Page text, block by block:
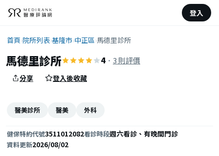
登入
首頁›院所列表›基隆市›中正區›馬德里診所
馬德里診所 4· 3 則評價
分享 登入後收藏
醫美診所 醫美 外科
健保特約代號3511012082看診時段週六看診、有晚間門診
資料更新2026/08/02